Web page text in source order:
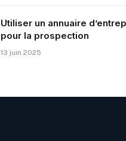
Utiliser un annuaire
pour la prospection
13 juin 2025